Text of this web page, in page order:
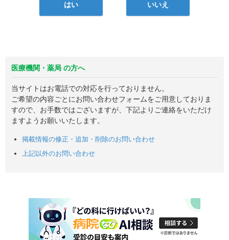
はい いいえ
医療機関・薬局 の方へ
当サイトはお電話での対応を行っておりません。
ご希望の内容ごとにお問い合わせフォームをご用意しておりま
すので、お手数ではございますが、下記よりご連絡をいただけ
ますようお願いいたします。
掲載情報の修正・追加・削除のお問い合わせ
上記以外のお問い合わせ